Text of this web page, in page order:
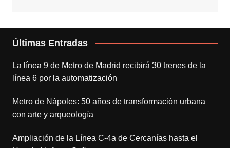
Últimas Entradas
La línea 9 de Metro de Madrid recibirá 30 trenes de la
línea 6 por la automatización
Metro de Nápoles: 50 años de transformación urbana
con arte y arqueología
Ampliación de la Línea C-4a de Cercanías hasta el